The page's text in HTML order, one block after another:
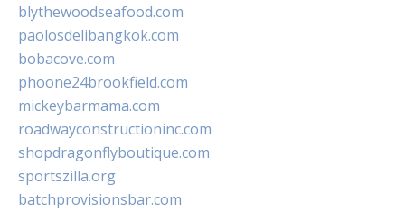
blythewoodseafood.com
paolosdelibangkok.com
bobacove.com
phoone24brookfield.com
mickeybarmama.com
roadwayconstructioninc.com
shopdragonflyboutique.com
sportszilla.org
batchprovisionsbar.com